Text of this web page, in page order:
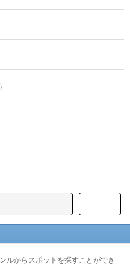
ルからスポットを探すことができ